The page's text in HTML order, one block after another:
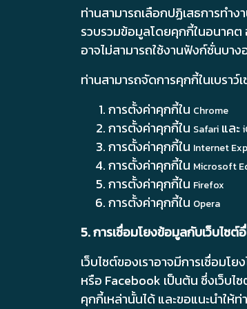
ท่านสามารถเลือกปฏิเสธการทำ
รวบรวมข้อมูลโดยคุกกี้ในอนาคต
อาจไม่สามารถใช้งานฟังก์ชั่นบา
ท่านสามารถจัดการคุกกี้ในเบรา
การตั้งค่าคุกกี้ใน Chrome
การตั้งค่าคุกกี้ใน Safari และ
การตั้งค่าคุกกี้ใน Internet
การตั้งค่าคุกกี้ใน Microsoft
การตั้งค่าคุกกี้ใน Firefox
การตั้งค่าคุกกี้ใน Opera
5. การเชื่อมโยงข้อมูลกับเว็บไซต์
เว็บไซต์ของเราอาจมีการเชื่อมโ
หรือ Facebook เป็นต้น ซึ่งเว็บ
คุกกี้เหล่านั้นได้ และขอแนะนำให้